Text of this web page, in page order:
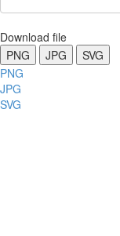
Download file
PNG
JPG
SVG
PNG
JPG
SVG